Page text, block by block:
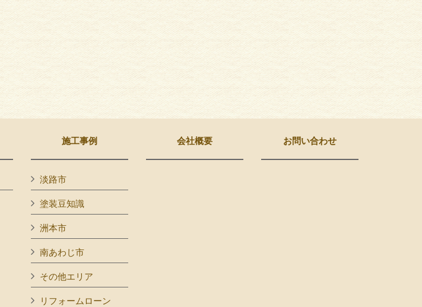
施工事例
淡路市
塗装豆知識
洲本市
南あわじ市
その他エリア
リフォームローン
会社概要 お問い合わせ